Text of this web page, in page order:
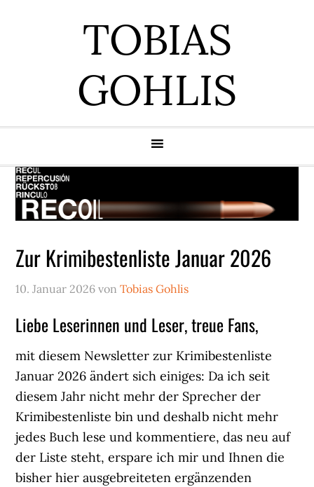
TOBIAS
GOHLIS
Zur Krimibestenliste Januar 2026
10. Januar 2026 vonTobias Gohlis
Liebe Leserinnen und Leser, treue Fans,
mit diesem Newsletter zur Krimibestenliste
Januar 2026 ändert sich einiges: Da ich seit
diesem Jahr nicht mehr der Sprecher der
Krimibestenliste bin und deshalb nicht mehr
jedes Buch lese und kommentiere, das neu auf
der Liste steht, erspare ich mir und Ihnen die
bisher hier ausgebreiteten ergänzenden